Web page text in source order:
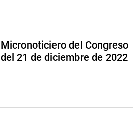
Micronoticiero del Congreso
del 21 de diciembre de 2022